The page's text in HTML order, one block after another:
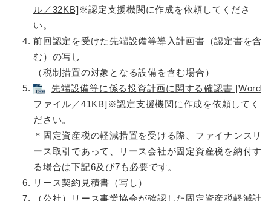
ル／32KB]※認定支援機関に作成を依頼してくださ
い。
前回認定を受けた先端設備等導入計画書（認定書を含
む）の写し
（税制措置の対象となる設備を含む場合）
先端設備等に係る投資計画に関する確認書 [Word
ファイル／41KB] ※認定支援機関に作成を依頼してく
ださい。
＊固定資産税の軽減措置を受ける際、ファイナンスリ
ース取引であって、リース会社が固定資産税を納付す
る場合は下記6及び7も必要です。
リース契約見積書（写し）
（公社）リース事業協会が確認した固定資産税軽減計